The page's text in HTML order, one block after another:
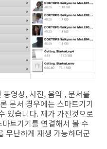
영상, 사진, 음악 , 문서를
문서 경우에는 스마트기기
있습니다. 제가 가진것으로
트기기를 연결해서 볼 수
무난하게 재생 가능하더군